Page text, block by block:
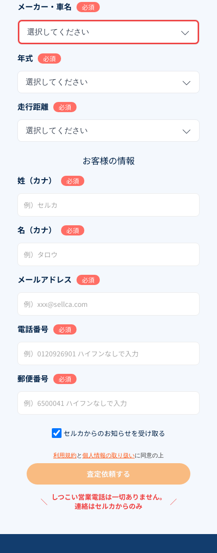
メーカー・車名 必須
選択してください
年式 必須
選択してください
走行距離 必須
選択してください
お客様の情報
姓（カナ） 必須
名（カナ） 必須
メールアドレス 必須
電話番号 必須
郵便番号 必須
セルカからのお知らせを受け取る
利用規約と 個人情報の取り扱いに同意の上
査定依頼する
＼ しつこい営業電話は一切ありません。
連絡はセルカからのみ
／